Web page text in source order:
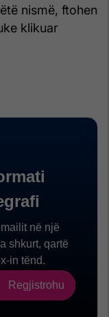
nismë, ftohen
klikuar